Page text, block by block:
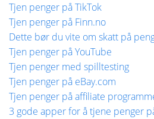
Tjen penger på TikTok
Tjen penger på Finn.no
Dette bør du vite om skatt på
Tjen penger på YouTube
Tjen penger med spilltesting
Tjen penger på eBay.com
Tjen penger på affiliate
3 gode apper for å tjene penger